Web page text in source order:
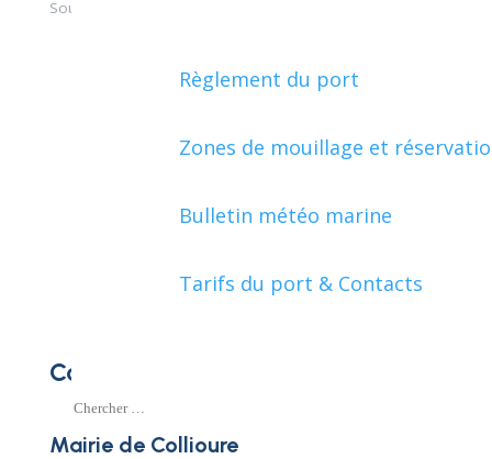
Règlement du port
Zones de mouillage et
Bulletin météo marine
Tarifs du port & Contacts
Source :
Contact
Mairie de Collioure